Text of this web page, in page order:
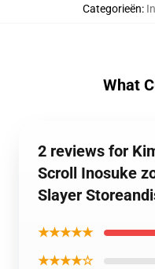
Categorieën:
What
2 reviews for
Scroll Inosuke
Slayer
★★★★★
★★★★☆